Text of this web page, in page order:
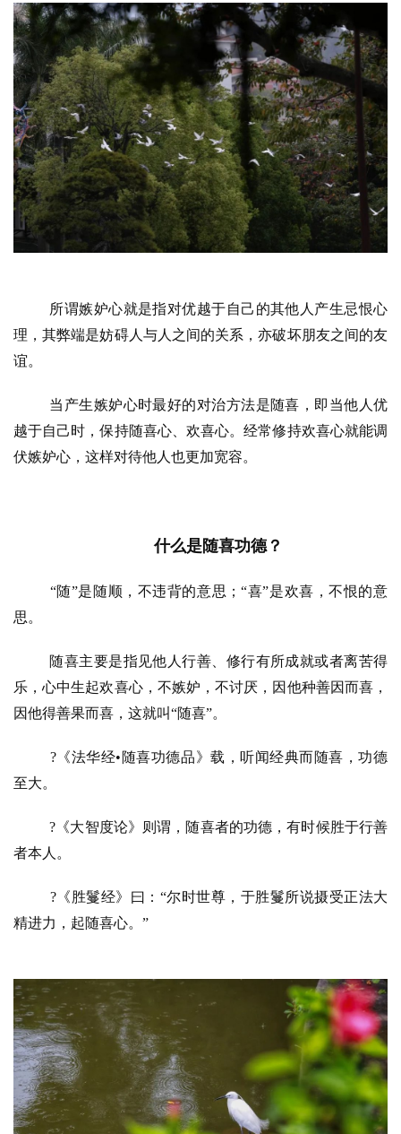
所谓嫉妒心就是指对优越于自己的其他人产生忌恨心
理，其弊端是妨碍人与人之间的关系，亦破坏朋友之间的友
谊。
当产生嫉妒心时最好的对治方法是随喜，即当他人优
越于自己时，保持随喜心、欢喜心。经常修持欢喜心就能调
伏嫉妒心，这样对待他人也更加宽容。
什么是随喜功德？
“随”是随顺，不违背的意思；“喜”是欢喜，不恨的意
思。
随喜主要是指见他人行善、修行有所成就或者离苦得
乐，心中生起欢喜心，不嫉妒，不讨厌，因他种善因而喜，
因他得善果而喜，这就叫“随喜”。
?《法华经•随喜功德品》载，听闻经典而随喜，功德
至大。
?《大智度论》则谓，随喜者的功德，有时候胜于行善
者本人。
?《胜鬘经》曰：“尔时世尊，于胜鬘所说摄受正法大
精进力，起随喜心。”